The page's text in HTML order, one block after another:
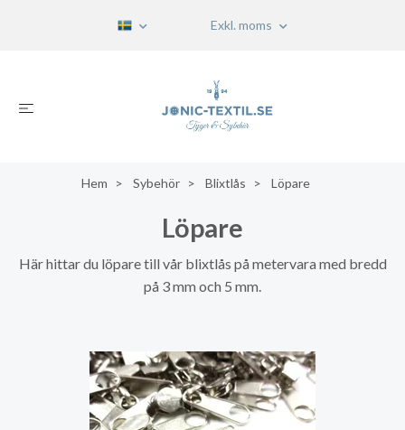
Exkl. moms
Hem Sybehör Blixtlås Löpare
Löpare
Här hittar du löpare till vår blixtlås på metervara med bredd
på 3 mm och 5 mm.